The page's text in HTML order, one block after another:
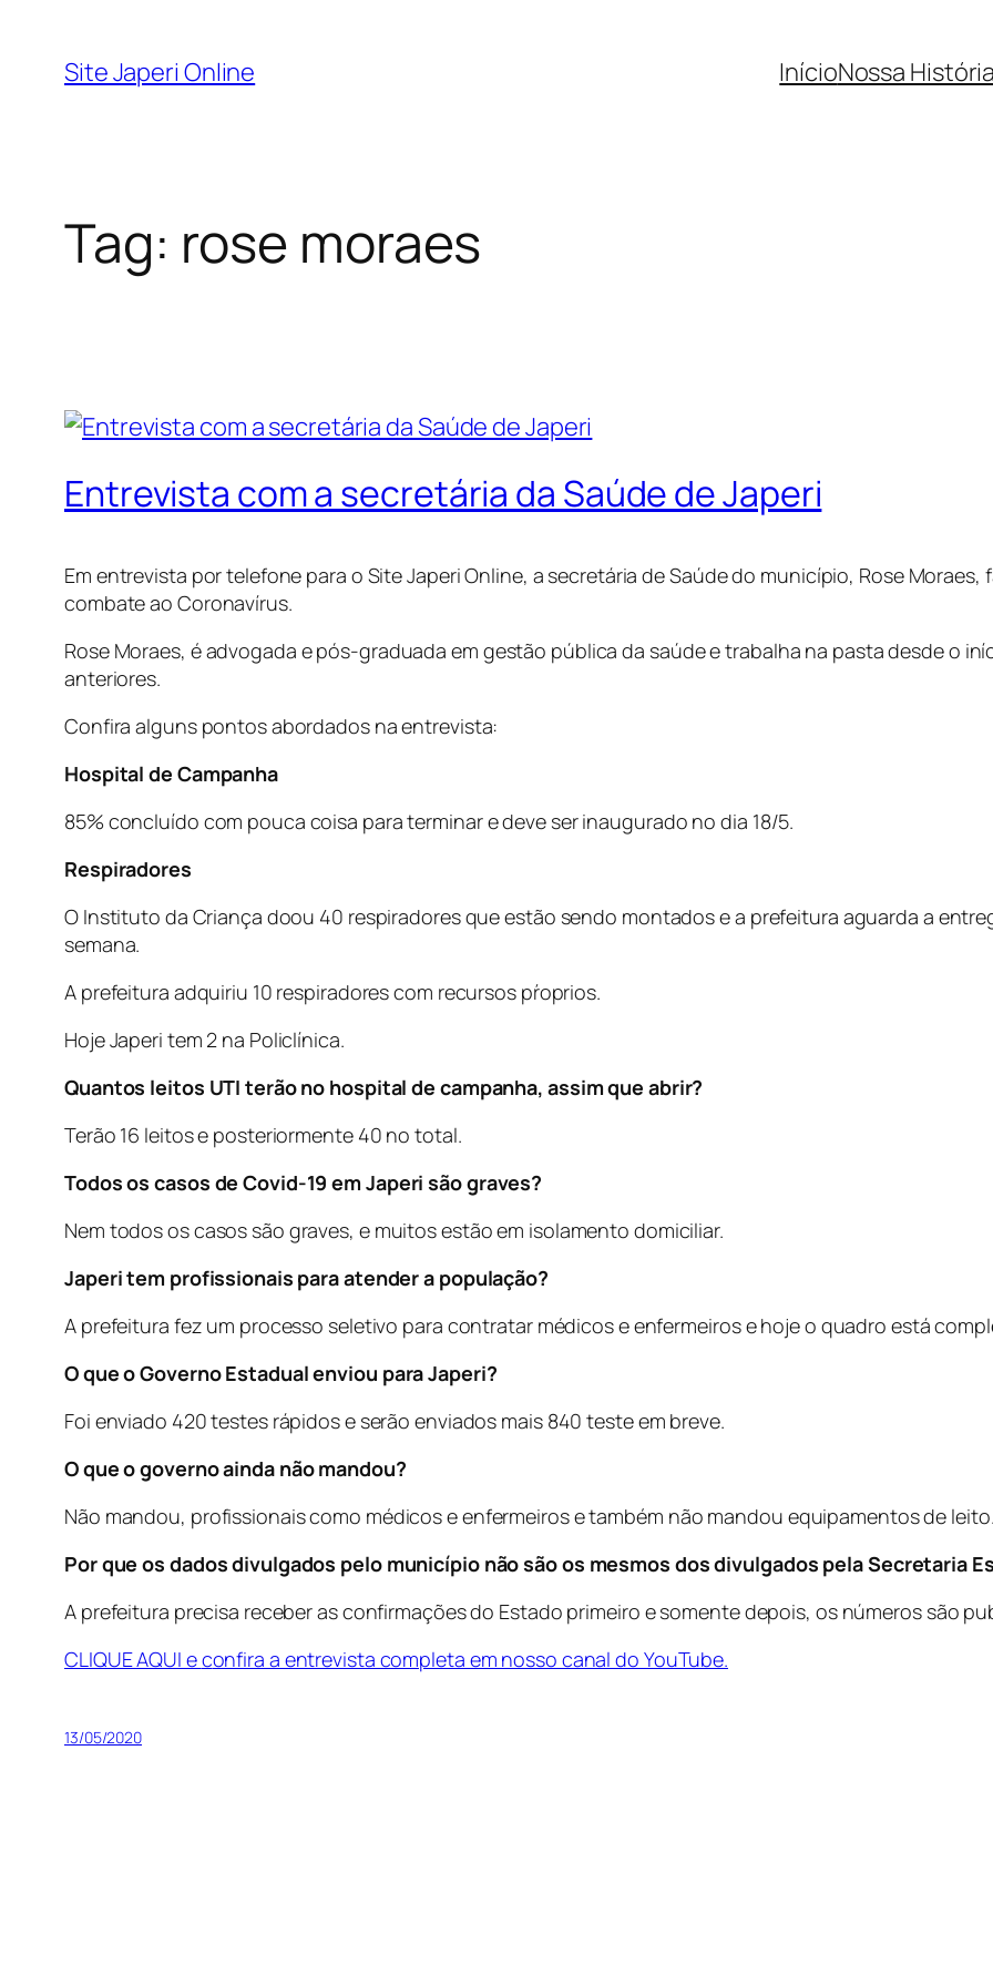
Site Japeri Online InícioNossa
Tag: rose moraes
Entrevista com a secretária da Saúde de Japeri
Em entrevista por telefone para o Site Japeri Online, a secretária de Saúde do município, Rose
combate ao Coronavírus.
Rose Moraes, é advogada e pós-graduada em gestão pública da saúde e trabalha na pasta desde o
anteriores.
Confira alguns pontos abordados na entrevista:
Hospital de Campanha
85% concluído com pouca coisa para terminar e deve ser inaugurado no dia 18/5.
Respiradores
O Instituto da Criança doou 40 respiradores que estão sendo montados e a prefeitura aguarda a
semana.
A prefeitura adquiriu 10 respiradores com recursos pŕoprios.
Hoje Japeri tem 2 na Policlínica.
Quantos leitos UTI terão no hospital de campanha, assim que abrir?
Terão 16 leitos e posteriormente 40 no total.
Todos os casos de Covid-19 em Japeri são graves?
Nem todos os casos são graves, e muitos estão em isolamento domiciliar.
Japeri tem profissionais para atender a população?
A prefeitura fez um processo seletivo para contratar médicos e enfermeiros e hoje o quadro está
O que o Governo Estadual enviou para Japeri?
Foi enviado 420 testes rápidos e serão enviados mais 840 teste em breve.
O que o governo ainda não mandou?
Não mandou, profissionais como médicos e enfermeiros e também não mandou equipamentos de
Por que os dados divulgados pelo município não são os mesmos dos divulgados pela Secretaria
A prefeitura precisa receber as confirmações do Estado primeiro e somente depois, os números são
CLIQUE AQUI econfira a entrevista completa em nosso canal do YouTube.
13/05/2020